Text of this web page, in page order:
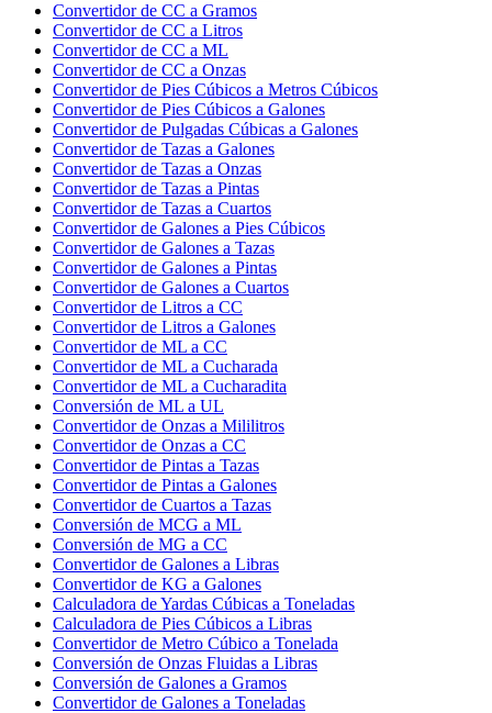
Convertidor de CC a Gramos
Convertidor de CC a Litros
Convertidor de CC a ML
Convertidor de CC a Onzas
Convertidor de Pies Cúbicos a Metros Cúbicos
Convertidor de Pies Cúbicos a Galones
Convertidor de Pulgadas Cúbicas a Galones
Convertidor de Tazas a Galones
Convertidor de Tazas a Onzas
Convertidor de Tazas a Pintas
Convertidor de Tazas a Cuartos
Convertidor de Galones a Pies Cúbicos
Convertidor de Galones a Tazas
Convertidor de Galones a Pintas
Convertidor de Galones a Cuartos
Convertidor de Litros a CC
Convertidor de Litros a Galones
Convertidor de ML a CC
Convertidor de ML a Cucharada
Convertidor de ML a Cucharadita
Conversión de ML a UL
Convertidor de Onzas a Mililitros
Convertidor de Onzas a CC
Convertidor de Pintas a Tazas
Convertidor de Pintas a Galones
Convertidor de Cuartos a Tazas
Conversión de MCG a ML
Conversión de MG a CC
Convertidor de Galones a Libras
Convertidor de KG a Galones
Calculadora de Yardas Cúbicas a Toneladas
Calculadora de Pies Cúbicos a Libras
Convertidor de Metro Cúbico a Tonelada
Conversión de Onzas Fluidas a Libras
Conversión de Galones a Gramos
Convertidor de Galones a Toneladas